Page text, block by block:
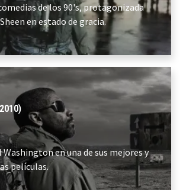
de los 90's, protagonizada
en estado de gracia.
Washington en una de sus mejores y
películas.